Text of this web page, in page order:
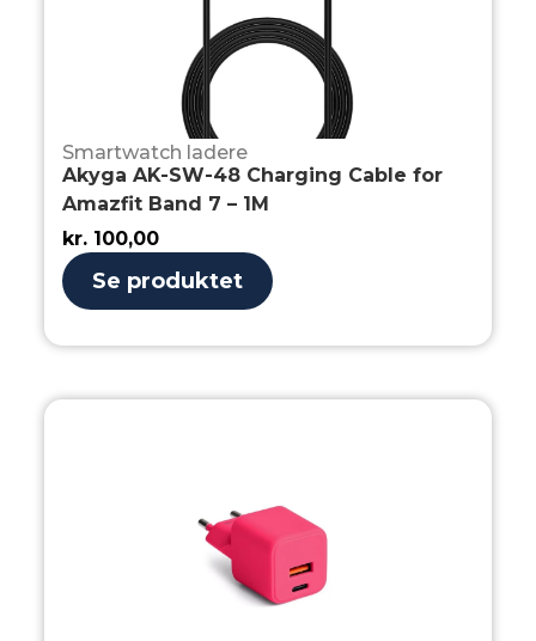
Smartwatch ladere
Akyga AK-SW-48 Charging Cable for
Amazfit Band 7 – 1M
kr. 100,00
Se produktet